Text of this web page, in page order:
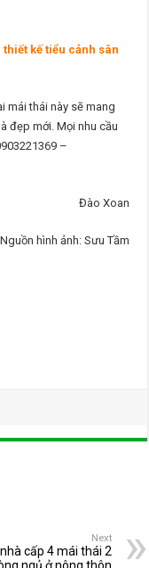
thiết kế tiểu cảnh sân
mái thái này sẽ mang
đẹp mới. Mọi nhu cầu
–
Đào Xoan
Nguồn hình ảnh: Sưu Tầm
Next
cấp 4 mái thái 2
ngủ ở nông thôn